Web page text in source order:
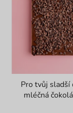
Pro tvůj sladší
mléčná